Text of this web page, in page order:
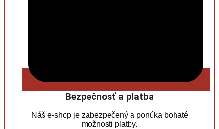
Bezpečnosť a platba
Náš e-shop je zabezpečený a ponúka bohaté
možnosti platby.